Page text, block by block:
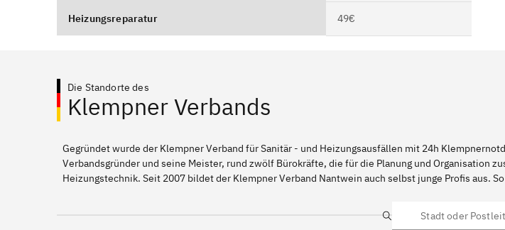
Heizungsreparatur 49€
Die Standorte des
Klempner Verbands
Gegründet wurde der Klempner Verband für Sanitär - und Heizungsausfällen mit 24h
Verbandsgründer und seine Meister, rund zwölf Bürokräfte, die für die Planung und Organisation
Heizungstechnik. Seit 2007 bildet der Klempner Verband Nantwein auch selbst junge Profis aus.
Suche